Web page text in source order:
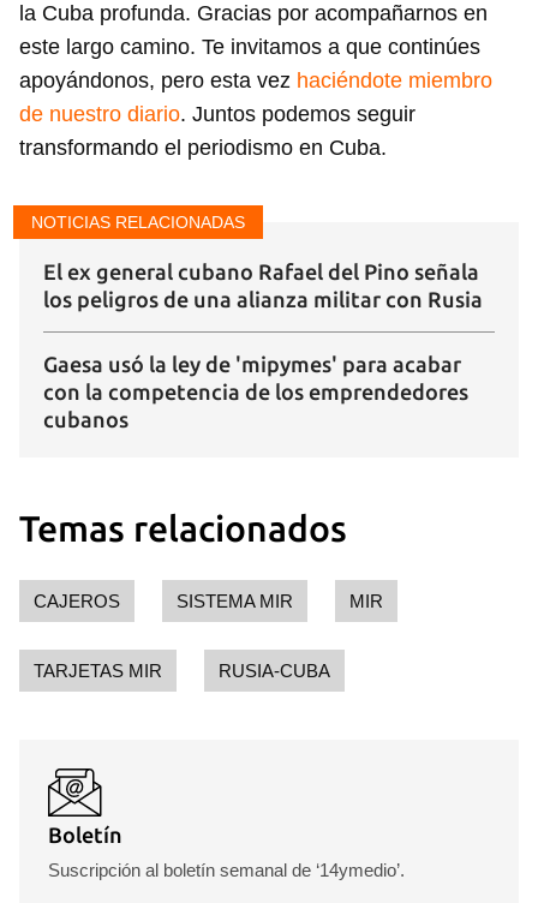
la Cuba profunda. Gracias por acompañarnos en
este largo camino. Te invitamos a que continúes
apoyándonos, pero esta vez haciéndote miembro
de nuestro diario. Juntos podemos seguir
transformando el periodismo en Cuba.
NOTICIAS RELACIONADAS
El ex general cubano Rafael del Pino señala
los peligros de una alianza militar con Rusia
Gaesa usó la ley de 'mipymes' para acabar
con la competencia de los emprendedores
cubanos
Temas relacionados
CAJEROS SISTEMA MIR MIR
TARJETAS MIR RUSIA-CUBA
Boletín
Suscripción al boletín semanal de ‘14ymedio’.